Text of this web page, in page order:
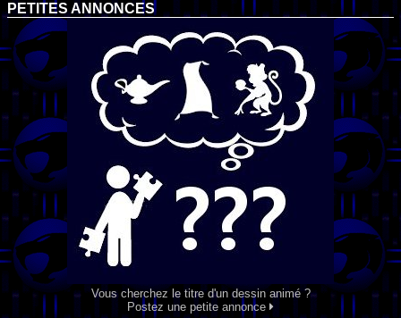
PETITES ANNONCES
Vous cherchez le titre d'un dessin animé ?
Postez une petite annonce